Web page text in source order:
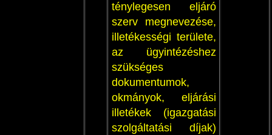
ténylegesen eljáró
szerv megnevezése,
illetékességi területe,
az ügyintézéshez
szükséges
dokumentumok,
okmányok, eljárási
illetékek (igazgatási
szolgáltatási díjak)